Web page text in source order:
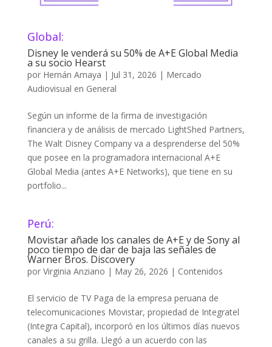
Global:
Disney le venderá su 50% de A+E Global Media
a su socio Hearst
por Hernán Amaya | Jul 31, 2026 | Mercado
Audiovisual en General
Según un informe de la firma de investigación
financiera y de análisis de mercado LightShed Partners,
The Walt Disney Company va a desprenderse del 50%
que posee en la programadora internacional A+E
Global Media (antes A+E Networks), que tiene en su
portfolio...
Perú:
Movistar añade los canales de A+E y de Sony al
poco tiempo de dar de baja las señales de
Warner Bros. Discovery
por Virginia Anziano | May 26, 2026 | Contenidos
El servicio de TV Paga de la empresa peruana de
telecomunicaciones Movistar, propiedad de Integratel
(Integra Capital), incorporó en los últimos días nuevos
canales a su grilla. Llegó a un acuerdo con las